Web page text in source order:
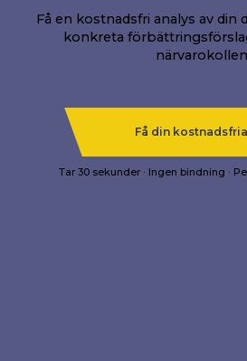
Få en kostnadsfri analys av din
konkreta
Få din
Tar 30 sekunder · Ingen bindning ·